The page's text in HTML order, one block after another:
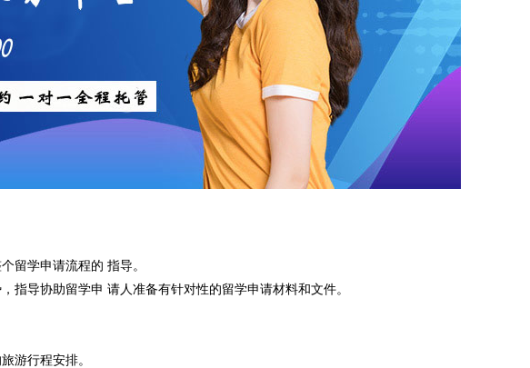
留学申请流程的 指导。
指导协助留学申 请人准备有针对性的留学申请材料和文件。
游行程安排。